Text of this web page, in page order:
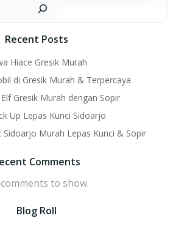
Recent Posts
Hiace Gresik Murah
di Gresik Murah & Terpercaya
Gresik Murah dengan Sopir
Up Lepas Kunci Sidoarjo
Murah Lepas Kunci & Sopir
Comments
to show.
Blog Roll